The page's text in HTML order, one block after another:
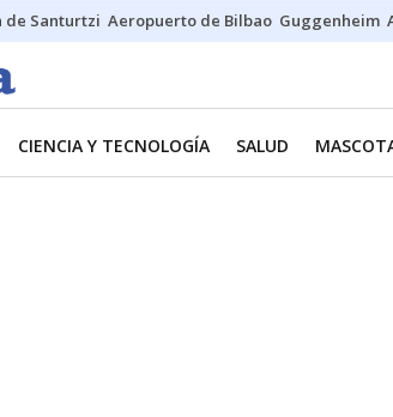
de Santurtzi Aeropuerto de Bilbao Guggenheim
CIENCIA Y TECNOLOGÍA SALUD